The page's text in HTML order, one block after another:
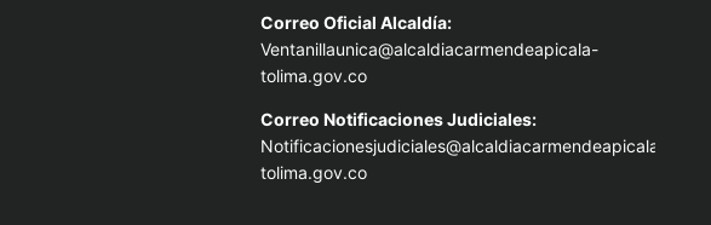
Correo Oficial Alcaldía:
Ventanillaunica@alcaldiacarmendeapicala-
tolima.gov.co
Correo Notificaciones Judiciales:
Notificacionesjudiciales@alcaldiacarmendeapicala-
tolima.gov.co